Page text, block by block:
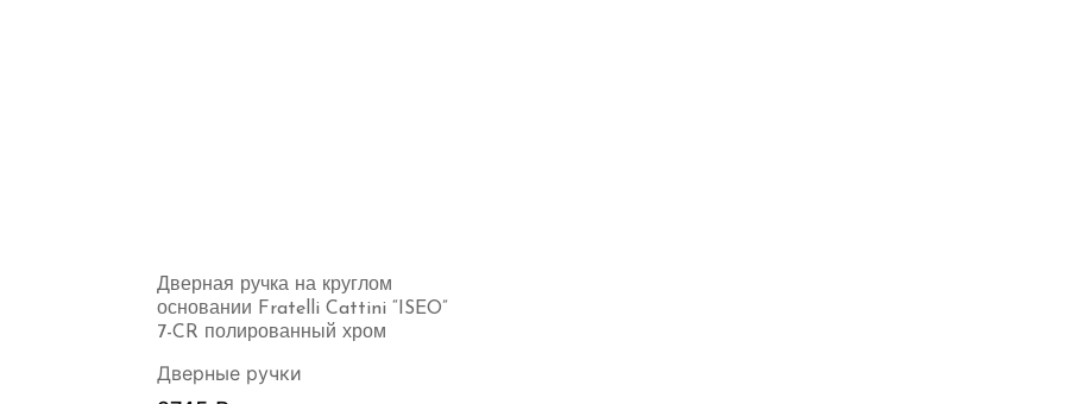
Дверная ручка на круглом
основании Fratelli Cattini “ISEO”
7-CR полированный хром
Дверные ручки